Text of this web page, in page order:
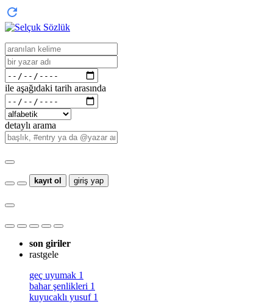
ile aşağıdaki tarih arasında
detaylı arama
kayıt ol giriş yap
son giriler
rastgele
geç uyumak 1
bahar şenlikleri 1
kuyucaklı yusuf 1